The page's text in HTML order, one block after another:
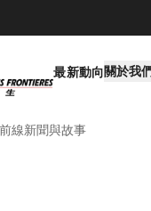
最新動向關於我
前線新聞與故事